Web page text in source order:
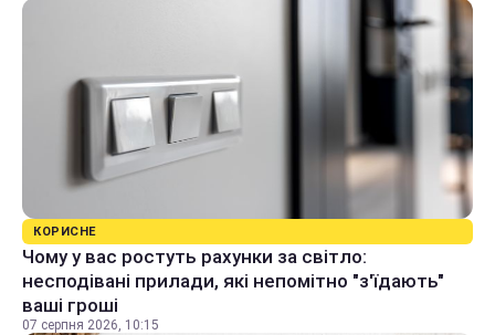
КОРИСНЕ
Чому у вас ростуть рахунки за світло:
несподівані прилади, які непомітно "з'їдають"
ваші гроші
07 серпня 2026, 10:15